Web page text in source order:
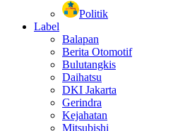
Politik
Label
Balapan
Berita Otomotif
Bulutangkis
Daihatsu
DKI Jakarta
Gerindra
Kejahatan
Mitsubishi